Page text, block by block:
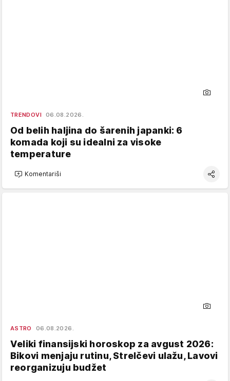
TRENDOVI 06.08.2026.
Od belih haljina do šarenih japanki: 6
komada koji su idealni za visoke
temperature
Komentariši
ASTRO 06.08.2026.
Veliki finansijski horoskop za avgust 2026:
Bikovi menjaju rutinu, Strelčevi ulažu, Lavovi
reorganizuju budžet